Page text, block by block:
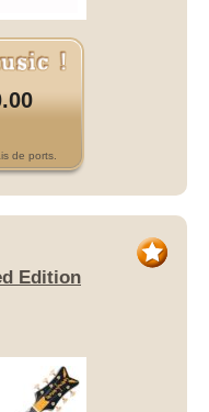
de ports.
Edition